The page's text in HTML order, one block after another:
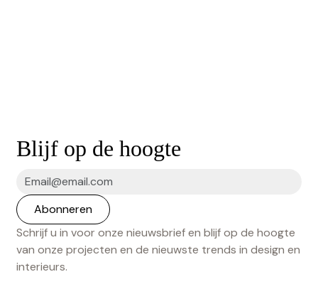
Blijf op de hoogte
Schrijf u in voor onze nieuwsbrief en blijf op de hoogte
van onze projecten en de nieuwste trends in design en
interieurs.